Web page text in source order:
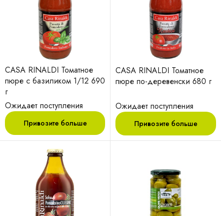
CASA RINALDI Томатное
пюре с базиликом 1/12 690
г
Ожидает поступления
Привозите больше
CASA RINALDI Томатное
пюре по-деревенски 680 г
Ожидает поступления
Привозите больше